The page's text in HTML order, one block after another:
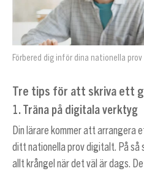
Förbered dig inför dina nationella
Tre tips för att skriva ett
1. Träna på digitala verktyg
Din lärare kommer att arrangera
ditt nationella prov digitalt. På så
allt krångel när det väl är dags.